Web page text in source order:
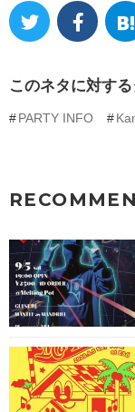
このネタに対す
PARTY INFO